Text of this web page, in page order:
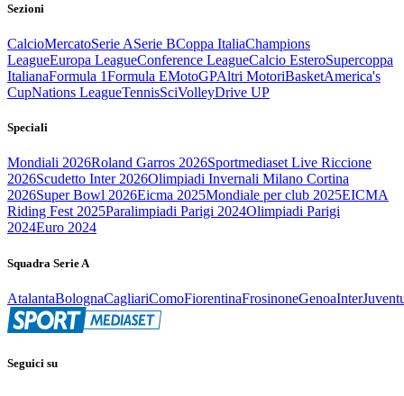
Sezioni
CalcioMercatoSerie ASerie BCoppa ItaliaChampions
LeagueEuropa LeagueConference LeagueCalcio EsteroSupercoppa
ItalianaFormula 1Formula EMotoGPAltri MotoriBasketAmerica's
CupNations LeagueTennisSciVolleyDrive UP
Speciali
Mondiali 2026Roland Garros 2026Sportmediaset Live Riccione
2026Scudetto Inter 2026Olimpiadi Invernali Milano Cortina
2026Super Bowl 2026Eicma 2025Mondiale per club 2025EICMA
Riding Fest 2025Paralimpiadi Parigi 2024Olimpiadi Parigi
2024Euro 2024
Squadra Serie A
AtalantaBolognaCagliariComoFiorentinaFrosinoneGenoaInter
Seguici su